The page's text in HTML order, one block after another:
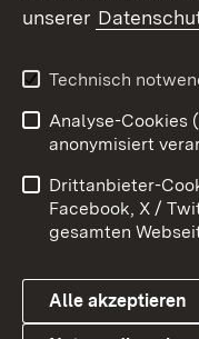
X / Twitter
Youtube
Benutzungshinweise
Datenschutz
unserer
Technisch
Analyse-Cookies
anonymisiert
Drittanbieter-
Facebook, X /
gesamten
Alle akzeptieren